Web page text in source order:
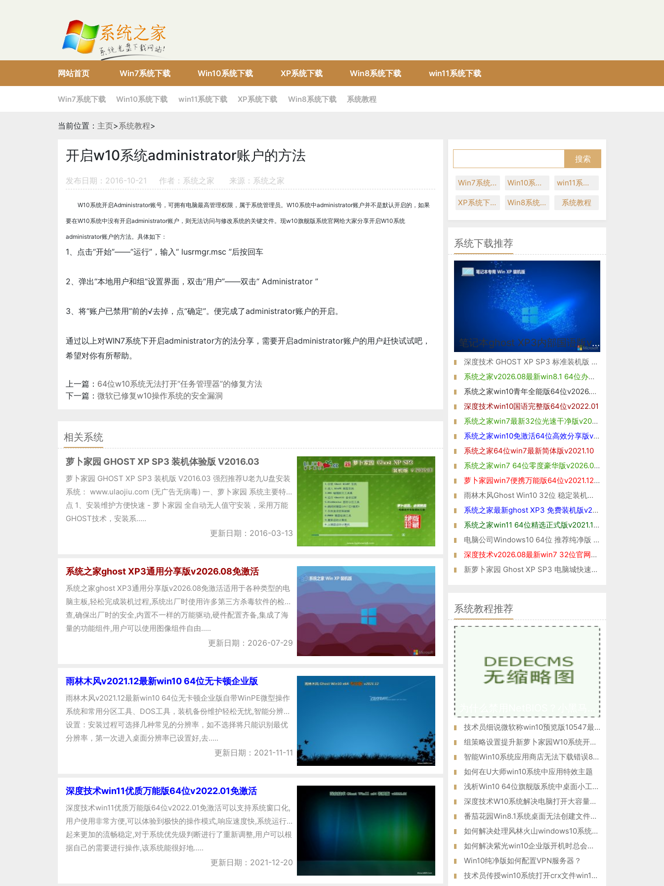
网站首页 Win7系统下载 Win10系统下载 XP系统下载 Win8系统下载 win11系统下载
Win7系统下载 Win10系统下载 win11系统下载 XP系统下载 Win8系统下载 系统教程
当前位置： 主页>系统教程>
开启w10系统administrator账户的方法
发布日期：2016-10-21 作者：系统之家 来源：系统之家
W10系统开启Administrator账号，可拥有电脑最高管理权限，属于系统管理员。W10系统中administrator账户并不是默认开启的，如果
要在W10系统中没有开启administrator账户，则无法访问与修改系统的关键文件。现w10旗舰版系统官网给大家分享开启W10系统
administrator账户的方法。具体如下：
1、点击“开始”——“运行”，输入“ lusrmgr.msc ”后按回车
2、弹出“本地用户和组”设置界面，双击“用户”——双击“ Administrator ”
3、将“账户已禁用”前的√去掉，点“确定”。便完成了administrator账户的开启。
通过以上对WIN7系统下开启administrator方的法分享，需要开启administrator账户的用户赶快试试吧，
希望对你有所帮助。
上一篇： 64位w10系统无法打开“任务管理器”的修复方法
下一篇： 微软已修复w10操作系统的安全漏洞
相关系统
萝卜家园 GHOST XP SP3 装机体验版 V2016.03
萝卜家园 GHOST XP SP3 装机版 V2016.03 强烈推荐U老九U盘安装
系统： www.ulaojiu.com (无广告无病毒) 一、萝卜家园 系统主要特
点 1、安装维护方便快速 - 萝卜家园 全自动无人值守安装，采用万能
GHOST技术，安装系.....
更新日期：2016-03-13
系统之家ghost XP3通用分享版v2026.08免激活
系统之家ghost XP3通用分享版v2026.08免激活适用于各种类型的电
脑主板,轻松完成装机过程,系统出厂时使用许多第三方杀毒软件的检
查,确保出厂时的安全,内置不一样的万能驱动,硬件配置齐备,集成了海
量的功能组件,用户可以使用图像组件自由.....
更新日期：2026-07-29
雨林木风v2021.12最新win10 64位无卡顿企业版
雨林木风v2021.12最新win10 64位无卡顿企业版自带WinPE微型操作
系统和常用分区工具、DOS工具，装机备份维护轻松无忧,智能分辨率
设置：安装过程可选择几种常见的分辨率，如不选择将只能识别最优
分辨率，第一次进入桌面分辨率已设置好,去.....
更新日期：2021-11-11
深度技术win11优质万能版64位v2022.01免激活
深度技术win11优质万能版64位v2022.01免激活可以支持系统窗口化,
用户使用非常方便,可以体验到极快的操作模式,响应速度快,系统运行
起来更加的流畅稳定,对于系统优先级判断进行了重新调整,用户可以根
据自己的需要进行操作,该系统能很好地.....
更新日期：2021-12-20
Win7系统下载 Win10系统下载 win11系统下载
XP系统下载 Win8系统下载 系统教程
系统下载推荐
笔记本ghost XP3内部国语版v2026.08
深度技术 GHOST XP SP3 标准装机版 V2016.05
系统之家v2026.08最新win8.1 64位办公娱乐版
系统之家win10青年全能版64位v2026.08免激活
深度技术win10国语完整版64位v2022.01
系统之家win7最新32位光速干净版v2026.08
系统之家win10免激活64位高效分享版v2021.10
系统之家64位win7最新简体版v2021.10
系统之家win7 64位零度豪华版v2026.08免激活
萝卜家园win7便携万能版64位v2021.12免激活
雨林木风Ghost Win10 32位 稳定装机版 2021
系统之家最新ghost XP3 免费装机版v2026.08
系统之家win11 64位精选正式版v2021.10免激活
电脑公司Windows10 64位 推荐纯净版 2021
深度技术v2026.08最新win7 32位官网清爽版
新萝卜家园 Ghost XP SP3 电脑城快速装机版2014年11月版
系统教程推荐
技术员细说微软称win10预览版10547最快将于9月19日推送的方法?
组策略设置提升新萝卜家园W10系统开机速度的方法
智能Win10系统应用商店无法下载错误80070057如何解决？
如何在U大师win10系统中应用特效主题
浅析Win10 64位旗舰版系统中桌面小工具的功能应用
深度技术W10系统解决电脑打开大容量的word文件就会很慢问题
番茄花园Win8.1系统桌面无法创建文件夹的解决措施
如何解决处理风林火山windows10系统电脑提示“驱动器中没有软盘
如何解决紫光win10企业版开机时总会自动登录腾讯QQ的问题？
Win10纯净版如何配置VPN服务器？
技术员传授win10系统打开crx文件win10系统打开crx文件的方法?